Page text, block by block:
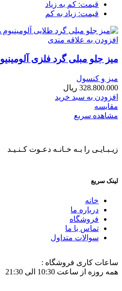
قیمت: کم به زیاد
قیمت: زیاد به کم
افزودن به علاقه مندی
میز جلو مبلی گرد فلزی
میز و کنسول
328.800.000 ریال
افزودن به سبد خرید
مقایسه
مشاهده سریع
زیـبـایـی را بـه خـانـه دعـوت کـنـیـد
لینک سریع
خانه
درباره ما
فروشگاه
تماس با ما
سوالات متداول
ساعات کاری فروشگاه :
همه روزه از ساعت 10:30 الی 21:30